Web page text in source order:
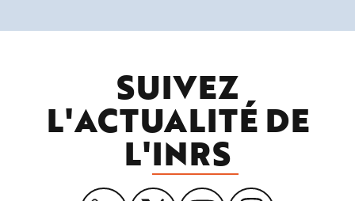
SUIVEZ
L'ACTUALITÉ DE
L'INRS